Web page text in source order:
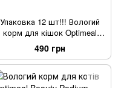
Упаковка 12 шт!!! Вологий
корм для кішок Optimeal
(Оптиміл) з ефектом
виведення шерсті, з качкою
та шматками печінки у
яблучному желі 85 г.
490 грн